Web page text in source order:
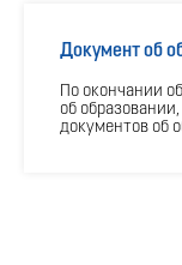
Документ об
По окончании
об
документов об